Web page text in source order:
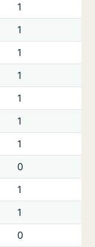
1
1
1
1
1
1
1
0
1
1
0